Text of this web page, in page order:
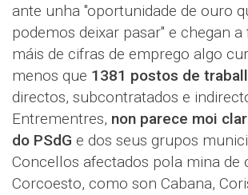
ante unha "oportunidade de ouro
podemos deixar pasar" e chegan a
máis de cifras de emprego algo
menos que 1381 postos de
directos, subcontratados e
Entrementres, non parece moi
do PSdG e dos seus grupos
Concellos afectados pola mina de
Corcoesto, como son Cabana,